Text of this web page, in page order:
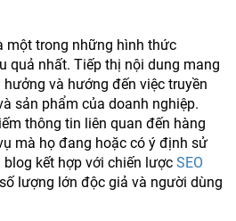
một trong những hình thức
quả nhất. Tiếp thị nội dung mang
và hướng đến việc truyền
sản phẩm của doanh nghiệp.
thông tin liên quan đến hàng
mà họ đang hoặc có ý định sử
kết hợp với chiến lược SEO
lượng lớn độc giả và người dùng